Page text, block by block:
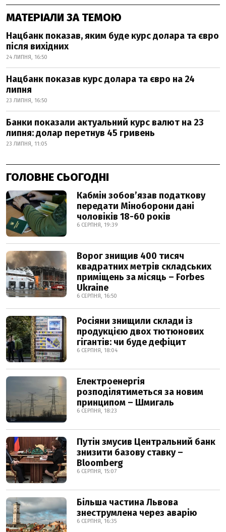
МАТЕРІАЛИ ЗА ТЕМОЮ
Нацбанк показав, яким буде курс долара та євро
після вихідних
24 ЛИПНЯ, 16:50
Нацбанк показав курс долара та євро на 24
липня
23 ЛИПНЯ, 16:50
Банки показали актуальний курс валют на 23
липня: долар перетнув 45 гривень
23 ЛИПНЯ, 11:05
ГОЛОВНЕ СЬОГОДНІ
Кабмін зобовʼязав податкову
передати Міноборони дані
чоловіків 18-60 років
6 СЕРПНЯ, 19:39
Ворог знищив 400 тисяч
квадратних метрів складських
приміщень за місяць – Forbes
Ukraine
6 СЕРПНЯ, 16:50
Росіяни знищили склади із
продукцією двох тютюнових
гігантів: чи буде дефіцит
6 СЕРПНЯ, 18:04
Електроенергія
розподілятиметься за новим
принципом – Шмигаль
6 СЕРПНЯ, 18:23
Путін змусив Центральний банк
знизити базову ставку –
Bloomberg
6 СЕРПНЯ, 15:07
Більша частина Львова
знеструмлена через аварію
6 СЕРПНЯ, 16:35